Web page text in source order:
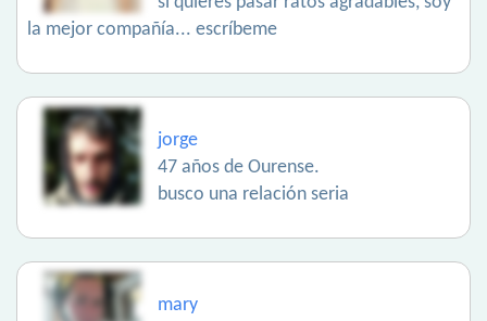
la mejor compañía... escríbeme
jorge
47 años de Ourense.
busco una relación seria
mary